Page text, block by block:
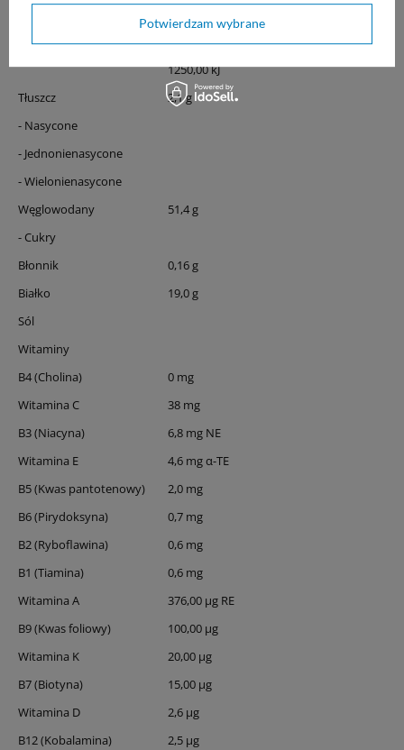
Energia
300,00 kcal
1250,00 kJ
Tłuszcz
2,1 g
- Nasycone
- Jednonienasycone
- Wielonienasycone
Węglowodany
51,4 g
- Cukry
Błonnik
0,16 g
Białko
19,0 g
Sól
Witaminy
B4 (Cholina)
0 mg
Witamina C
38 mg
B3 (Niacyna)
6,8 mg NE
Witamina E
4,6 mg α-TE
B5 (Kwas pantotenowy)
2,0 mg
B6 (Pirydoksyna)
0,7 mg
B2 (Ryboflawina)
0,6 mg
B1 (Tiamina)
0,6 mg
Witamina A
376,00 µg RE
B9 (Kwas foliowy)
100,00 µg
Witamina K
20,00 µg
B7 (Biotyna)
15,00 µg
Witamina D
2,6 µg
B12 (Kobalamina)
2,5 µg
Potwierdzam wybrane